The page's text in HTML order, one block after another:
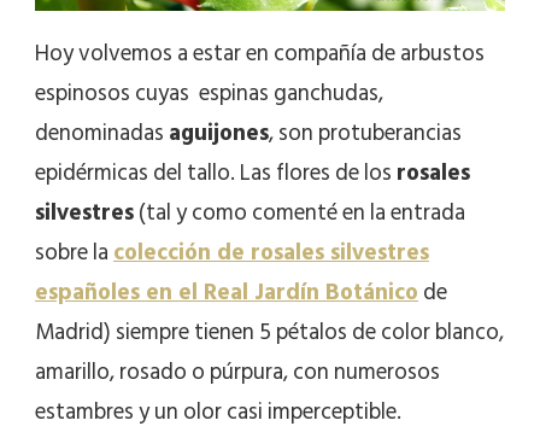
Hoy volvemos a estar en compañía de arbustos
espinosos cuyas espinas ganchudas,
denominadasaguijones, son protuberancias
epidérmicas del tallo. Las flores de losrosales
silvestres(tal y como comenté en la entrada
sobre lacolección de rosales silvestres
españoles en el Real Jardín Botánicode
Madrid) siempre tienen 5 pétalos de color blanco,
amarillo, rosado o púrpura, con numerosos
estambres y un olor casi imperceptible.